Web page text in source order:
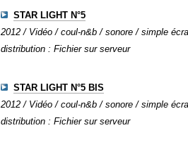
STAR LIGHT N°5
2012 / Vidéo / coul-n&b / sonore / simple
distribution : Fichier sur serveur
STAR LIGHT N°5 BIS
2012 / Vidéo / coul-n&b / sonore / simple
distribution : Fichier sur serveur